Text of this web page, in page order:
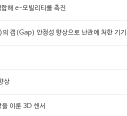
해 e-모빌리티를 촉진
(Gap) 안정성 향상으로 난관에 처한 기기
상
이룬 3D 센서